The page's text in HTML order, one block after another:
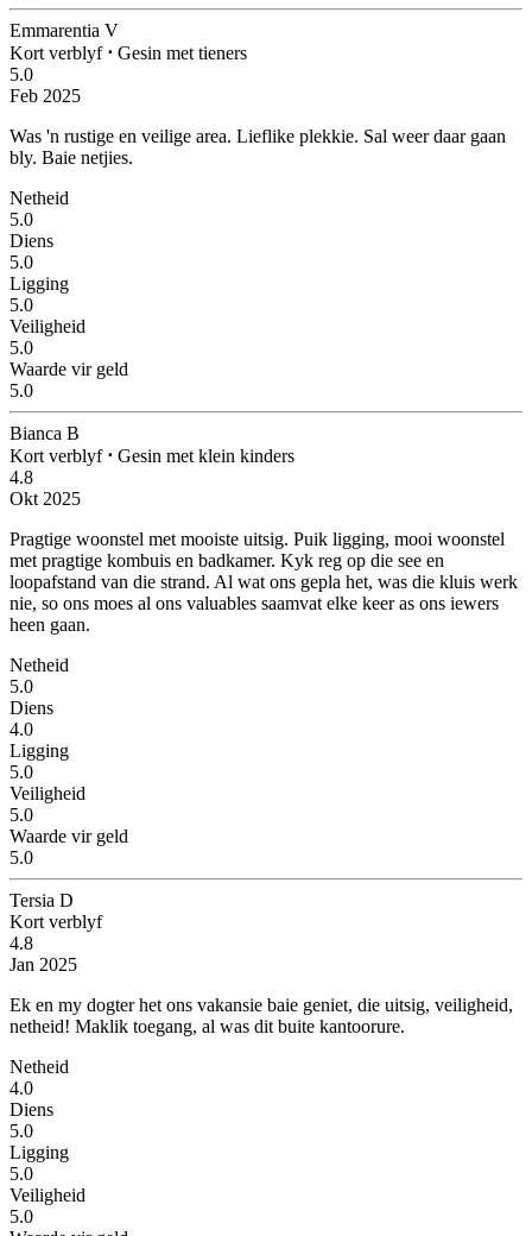
Emmarentia V
Kort verblyf ⋅ Gesin met tieners
5.0
Feb 2025
Was 'n rustige en veilige area. Lieflike plekkie. Sal weer daar gaan
bly. Baie netjies.
Netheid
5.0
Diens
5.0
Ligging
5.0
Veiligheid
5.0
Waarde vir geld
5.0
Bianca B
Kort verblyf ⋅ Gesin met klein kinders
4.8
Okt 2025
Pragtige woonstel met mooiste uitsig. Puik ligging, mooi woonstel
met pragtige kombuis en badkamer. Kyk reg op die see en
loopafstand van die strand. Al wat ons gepla het, was die kluis werk
nie, so ons moes al ons valuables saamvat elke keer as ons iewers
heen gaan.
Netheid
5.0
Diens
4.0
Ligging
5.0
Veiligheid
5.0
Waarde vir geld
5.0
Tersia D
Kort verblyf
4.8
Jan 2025
Ek en my dogter het ons vakansie baie geniet, die uitsig, veiligheid,
netheid! Maklik toegang, al was dit buite kantoorure.
Netheid
4.0
Diens
5.0
Ligging
5.0
Veiligheid
5.0